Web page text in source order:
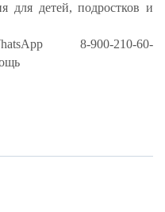
для детей, подростков и
8-900-210-60-